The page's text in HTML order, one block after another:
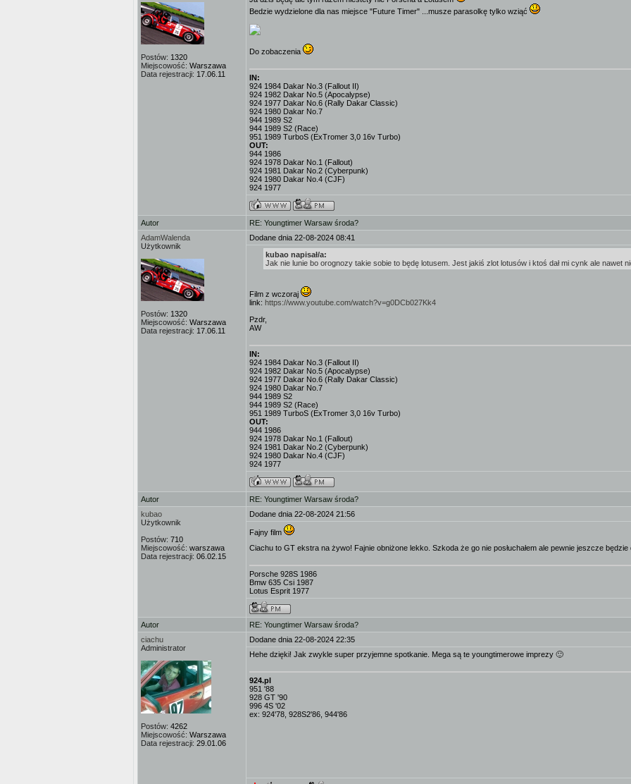
Postów: 1320
Miejscowość: Warszawa
Data rejestracji: 17.06.11
Bedzie wydzielone dla nas miejsce "Future Timer" ...musze parasolkę tylko wziąć
Do zobaczenia
IN:
924 1984 Dakar No.3 (Fallout II)
924 1982 Dakar No.5 (Apocalypse)
924 1977 Dakar No.6 (Rally Dakar Classic)
924 1980 Dakar No.7
944 1989 S2
944 1989 S2 (Race)
951 1989 TurboS (ExTromer 3,0 16v Turbo)
OUT:
944 1986
924 1978 Dakar No.1 (Fallout)
924 1981 Dakar No.2 (Cyberpunk)
924 1980 Dakar No.4 (CJF)
924 1977
Autor
RE: Youngtimer Warsaw środa?
AdamWalenda
Użytkownik
Postów: 1320
Miejscowość: Warszawa
Data rejestracji: 17.06.11
Dodane dnia 22-08-2024 08:41
kubao napisał/a:
Jak nie lunie bo orognozy takie sobie to będę lotusem. Jest jakiś zlot lotusów i ktoś dał mi cynk ale nawet
Film z wczoraj
link: https://www.youtube.com/watch?v=g0DCb027Kk4
Pzdr,
AW
IN:
924 1984 Dakar No.3 (Fallout II)
924 1982 Dakar No.5 (Apocalypse)
924 1977 Dakar No.6 (Rally Dakar Classic)
924 1980 Dakar No.7
944 1989 S2
944 1989 S2 (Race)
951 1989 TurboS (ExTromer 3,0 16v Turbo)
OUT:
944 1986
924 1978 Dakar No.1 (Fallout)
924 1981 Dakar No.2 (Cyberpunk)
924 1980 Dakar No.4 (CJF)
924 1977
Autor
RE: Youngtimer Warsaw środa?
kubao
Użytkownik
Postów: 710
Miejscowość: warszawa
Data rejestracji: 06.02.15
Dodane dnia 22-08-2024 21:56
Fajny film
Ciachu to GT ekstra na żywo! Fajnie obniżone lekko. Szkoda że go nie posłuchałem ale pewnie jeszcze
Porsche 928S 1986
Bmw 635 Csi 1987
Lotus Esprit 1977
Autor
RE: Youngtimer Warsaw środa?
ciachu
Administrator
Postów: 4262
Miejscowość: Warszawa
Data rejestracji: 29.01.06
Dodane dnia 22-08-2024 22:35
Hehe dzięki! Jak zwykle super przyjemne spotkanie. Mega są te youngtimerowe imprezy 🙂
924.pl
951 '88
928 GT '90
996 4S '02
ex: 924'78, 928S2'86, 944'86